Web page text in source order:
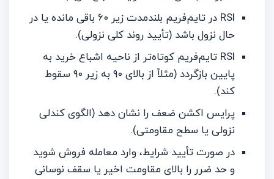
RSI در تایم‌فریم بلندمدت زیر ۶۰ باقی مانده یا در
حال نزول باشد (تأیید روند کلی نزولی).
RSI تایم‌فریم کوتاه‌تر از ناحیه اشباع خرید به
پایین بازگردد (مثلاً از بالای ۹۰ به زیر ۹۰ سقوط
کند).
پرایس اکشن ضعف را نشان دهد (الگوی کندلی
نزولی یا سطح مقاومتی).
در صورت تأیید شرایط، وارد معامله فروش شوید
و حد ضرر را بالای مقاومت اخیر یا سقف نوسانی